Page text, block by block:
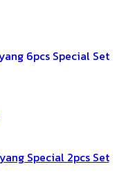
6pcs Special Set